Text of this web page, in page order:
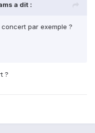
a dit :
par exemple ?
?